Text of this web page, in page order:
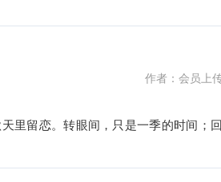
作者：会员上
里留恋。转眼间，只是一季的时间；回